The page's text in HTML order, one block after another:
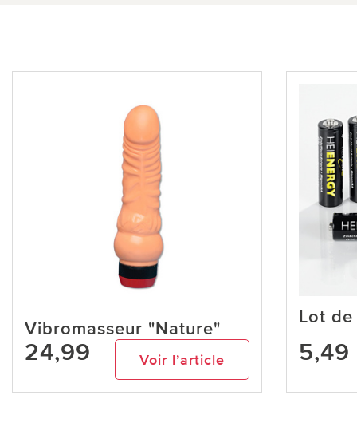
Vibromasseur "Nature"
24,99 Voir l’article
Lot
5,49